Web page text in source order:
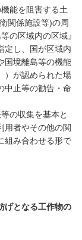
能を阻害する土
関係施設等)の周
の区域内の区域』
定し、国が区域内
国境離島等の機能
）が認められた場
中止等の勧告・命
の収集を基本と
用者やその他の関
組み合わせる形で
げとなる工作物の